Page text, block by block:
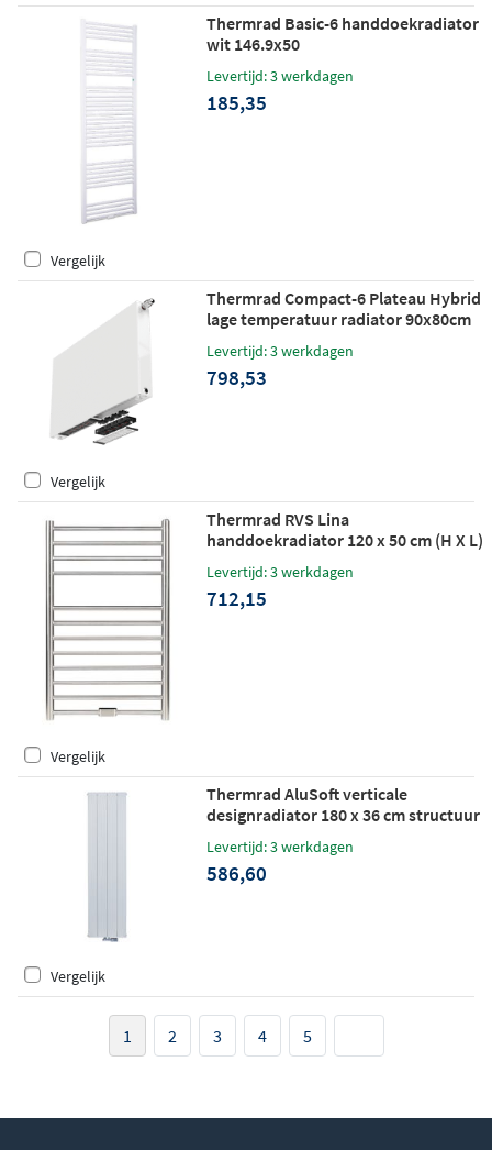
Thermrad Basic-6 handdoekradiator
wit 146.9x50
Levertijd: 3 werkdagen
185,35
Vergelijk
Thermrad Compact-6 Plateau Hybrid
lage temperatuur radiator 90x80cm
Levertijd: 3 werkdagen
798,53
Vergelijk
Thermrad RVS Lina
handdoekradiator 120 x 50 cm (H X L)
Levertijd: 3 werkdagen
712,15
Vergelijk
Thermrad AluSoft verticale
designradiator 180 x 36 cm structuur
Levertijd: 3 werkdagen
586,60
Vergelijk
1 2 3 4 5